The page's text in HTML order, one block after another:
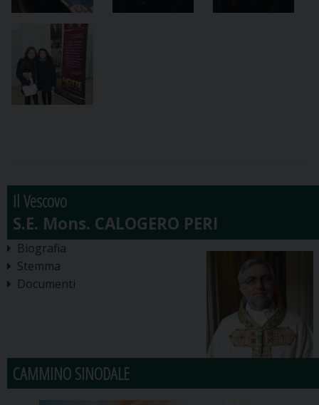
Il Vescovo
Biografia
Stemma
Documenti
CAMMINO SINODALE